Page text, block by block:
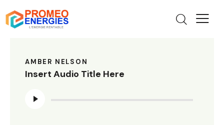
AMBER NELSON
Insert Audio Title Here
audio